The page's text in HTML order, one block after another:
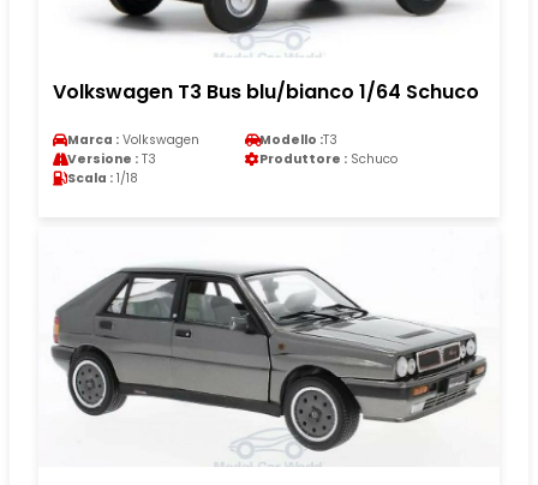
Volkswagen T3 Bus blu/bianco 1/64 Schuco
Marca : Volkswagen Modello :T3
Versione : T3 Produttore : Schuco
Scala : 1/18